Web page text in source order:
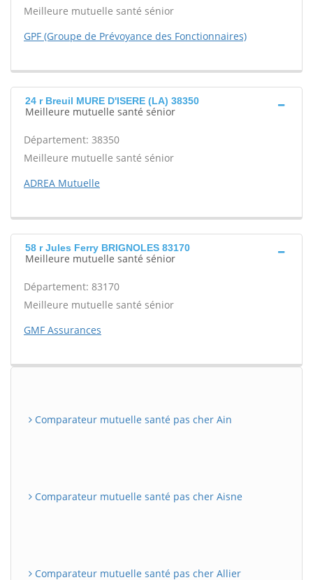
Meilleure mutuelle santé sénior
GPF (Groupe de Prévoyance des Fonctionnaires)
24 r Breuil MURE D'ISERE (LA) 38350
Meilleure mutuelle santé sénior
Département: 38350
Meilleure mutuelle santé sénior
ADREA Mutuelle
58 r Jules Ferry BRIGNOLES 83170
Meilleure mutuelle santé sénior
Département: 83170
Meilleure mutuelle santé sénior
GMF Assurances
Comparateur mutuelle santé pas cher Ain
Comparateur mutuelle santé pas cher Aisne
Comparateur mutuelle santé pas cher Allier